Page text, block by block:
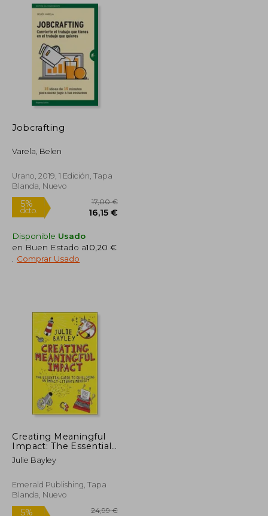
36,67 €
24,47 €
23,25 €
Jobcrafting
Varela, Belen
Urano, 2019, 1 Edición, Tapa
Blanda, Nuevo
5%
dcto.
Disponible Usado
en Buen Estado a10,20 €
Comprar Usado
Creating Meaningful
Impact: The Essential
Guide to Developing
an Impact-Literate
Julie Bayley
Emerald Publishing, Tapa
Blanda, Nuevo